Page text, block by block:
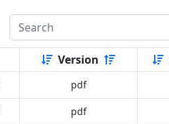
Version
pdf
pdf